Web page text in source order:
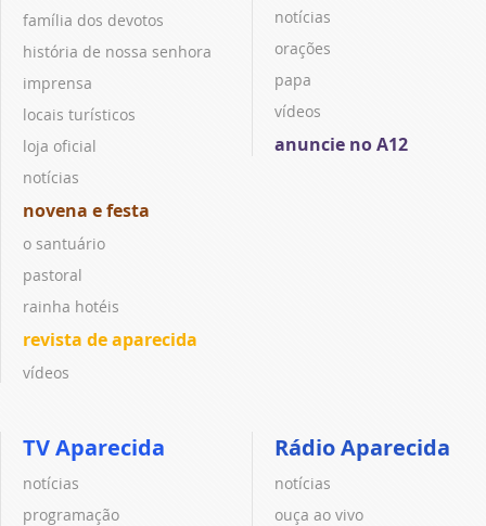
família dos devotos
história de nossa senhora
imprensa
locais turísticos
loja oficial
notícias
novena e festa
o santuário
pastoral
rainha hotéis
revista de aparecida
vídeos
notícias
orações
papa
vídeos
anuncie no A12
TV Aparecida
notícias
programação
Rádio Aparecida
notícias
ouça ao vivo